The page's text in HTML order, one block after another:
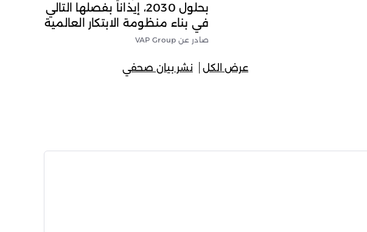
بحلول 2030، إيذاناً بفصلها التالي
في بناء منظومة الابتكار العالمية
صادر عن VAP Group
عرض الكل نشر بيان صحفي